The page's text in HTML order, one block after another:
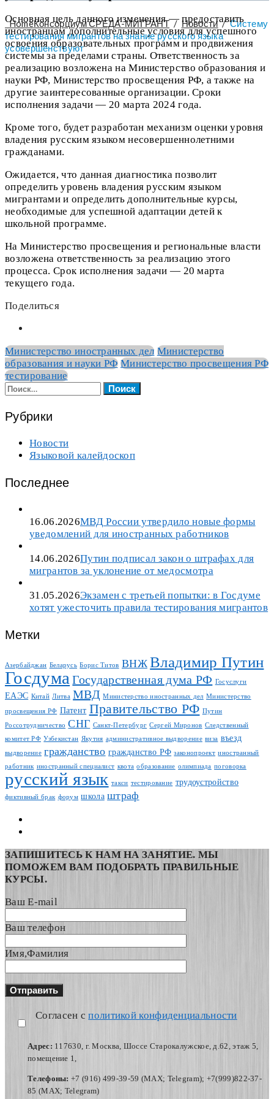
HomeКонсорциум СРЕДА-МИГРАНТ/ Новости/Систему
тестирования мигрантов на знание русского языка
усовершенствуют
Основная цель данного изменения — предоставить
иностранцам дополнительные условия для успешного
освоения образовательных программ и продвижения
системы за пределами страны. Ответственность за
реализацию возложена на Министерство образования и
науки РФ, Министерство просвещения РФ, а также на
другие заинтересованные организации. Сроки
исполнения задачи — 20 марта 2024 года.
Кроме того, будет разработан механизм оценки уровня
владения русским языком несовершеннолетними
гражданами.
Ожидается, что данная диагностика позволит
определить уровень владения русским языком
мигрантами и определить дополнительные курсы,
необходимые для успешной адаптации детей к
школьной программе.
На Министерство просвещения и региональные власти
возложена ответственность за реализацию этого
процесса. Срок исполнения задачи — 20 марта
текущего года.
Поделиться
Министерство иностранных дел Министерство
образования и науки РФ Министерство просвещения РФ
тестирование
Найти:
Рубрики
Новости
Языковой калейдоскоп
Последнее
16.06.2026МВД России утвердило новые формы
уведомлений для иностранных работников
14.06.2026Путин подписал закон о штрафах для
мигрантов за уклонение от медосмотра
31.05.2026Экзамен с третьей попытки: в Госдуме
хотят ужесточить правила тестирования мигрантов
Метки
Азербайджан Беларусь Борис Титов ВНЖ Владимир Путин
Госдума Государственная дума РФ Госуслуги
ЕАЭС Китай Литва МВД Министерство иностранных дел Министерство
просвещения РФ Патент Правительство РФ Путин
Россотрудничество СНГ Санкт-Петербург Сергей Миронов Следственный
комитет РФ Узбекистан Якутия административное выдворение виза въезд
выдворение гражданство гражданство РФ законопроект иностранный
работник иностранный специалист квота образование олимпиада поговорка
русский язык такси тестирование трудоустройство
фиктивный брак форум школа штраф
ЗАПИШИТЕСЬ К НАМ НА ЗАНЯТИЕ. МЫ
ПОМОЖЕМ ВАМ ПОДОБРАТЬ ПРАВИЛЬНЫЕ
КУРСЫ.
Ваш E-mail
Ваш телефон
Имя,Фамилия
Согласен сполитикой конфиденциальности
Адрес: 117630, г. Москва, Шоссе Старокалужское, д.62, этаж 5,
помещение 1,
Телефоны: +7 (916) 499-39-59 (MAX; Telegram); +7(999)822-37-
85 (MAX; Telegram)